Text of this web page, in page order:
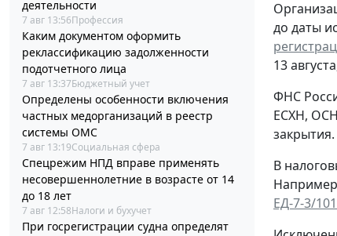
деятельности
7 авг 13:56Профессия
Каким документом оформить
реклассификацию задолженности
подотчетного лица
7 авг 13:37Бюджетный учет
Определены особенности включения
частных медорганизаций в реестр
системы ОМС
7 авг 13:19Социальная сфера
Спецрежим НПД вправе применять
несовершеннолетние в возрасте от 14
до 18 лет
7 авг 12:58Налоги и бухучет
При госрегистрации судна определят
до даты
13
ФНС
ЕСХН,
закрытия.
В
ЕД-7-3/